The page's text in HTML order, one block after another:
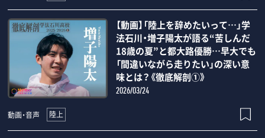
【動画】「陸上を辞めたいって…」学
法石川・増子陽太が語る“苦しんだ
18歳の夏”と都大路優勝…早大でも
「間違いながら走りたい」の深い意
味とは？《徹底解剖①》
2026/03/24
動画・音声 陸上